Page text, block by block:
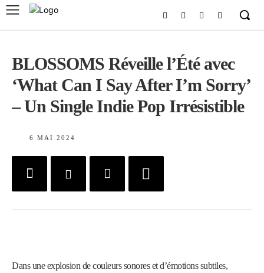
BLOSSOMS Réveille l’Été avec
‘What Can I Say After I’m Sorry’
– Un Single Indie Pop Irrésistible
6 MAI 2024
Dans une explosion de couleurs sonores et d’émotions subtiles,